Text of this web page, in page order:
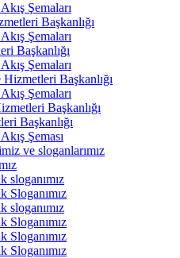
Şemaları
Başkanlığı
Şemaları
Başkanlığı
Şemaları
Başkanlığı
Şemaları
Başkanlığı
Başkanlığı
Şeması
ve sloganlarımız
sloganımız
Sloganımız
sloganımız
Sloganımız
Sloganımız
Sloganımız